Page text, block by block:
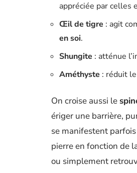
appréciée par celles
Œil de tigre : agit
en soi.
Shungite : atténue
Améthyste : réduit
On croise aussi le
ériger une barrière,
se manifestent
pierre en fonction de
ou simplement